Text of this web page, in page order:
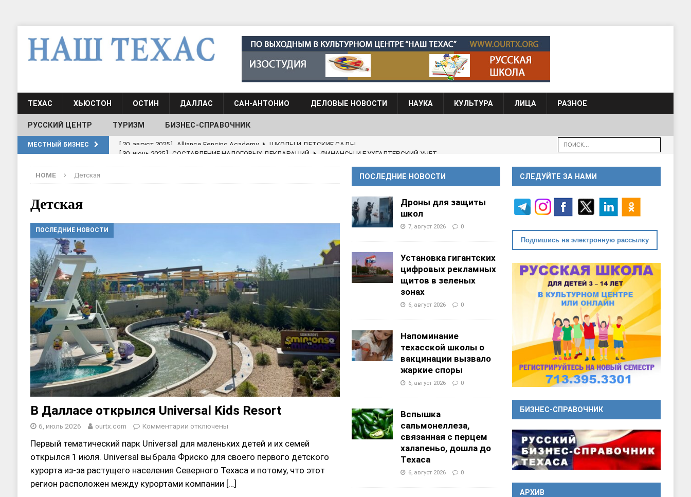
ТЕХАС ХЬЮСТОН ОСТИН ДАЛЛАС САН-АНТОНИО ДЕЛОВЫЕ НОВОСТИ НАУКА КУЛЬТУРА ЛИЦА РАЗНОЕ
РУССКИЙ ЦЕНТР ТУРИЗМ БИЗНЕС-СПРАВОЧНИК
МЕСТНЫЙ БИЗНЕС [ 30, июнь 2025 ] СОСТАВЛЕНИЕ НАЛОГОВЫХ ДЕКЛАРАЦИЙ ФИНАНСЫ И БУХГАЛТЕРСКИЙ УЧЕТ
Школа русского языка при культурном центре “Наш Техас” ШКОЛЫ И
ШКОЛЫ И ДЕТСКИЕ САДЫ
HOME Детская
Детская
ПОСЛЕДНИЕ НОВОСТИ
В Далласе открылся Universal Kids Resort
6, июль 2026 ourtx.com Комментарии отключены
Первый тематический парк Universal для маленьких детей и их семей
открылся 1 июля. Universal выбрала Фриско для своего первого детского
курорта из-за растущего населения Северного Техаса и потому, что этот
регион расположен между курортами компании […]
ПОСЛЕДНИЕ НОВОСТИ
Дроны для защиты
школ
7, август 2026 0
Установка гигантских
цифровых рекламных
щитов в зеленых
зонах
6, август 2026 0
Напоминание
техасской школы о
вакцинации вызвало
жаркие споры
6, август 2026 0
Вспышка
сальмонеллеза,
связанная с перцем
халапеньо, дошла до
Техаса
6, август 2026 0
СЛЕДУЙТЕ ЗА НАМИ
Подпишись на электронную рассылку
БИЗНЕС-СПРАВОЧНИК
АРХИВ